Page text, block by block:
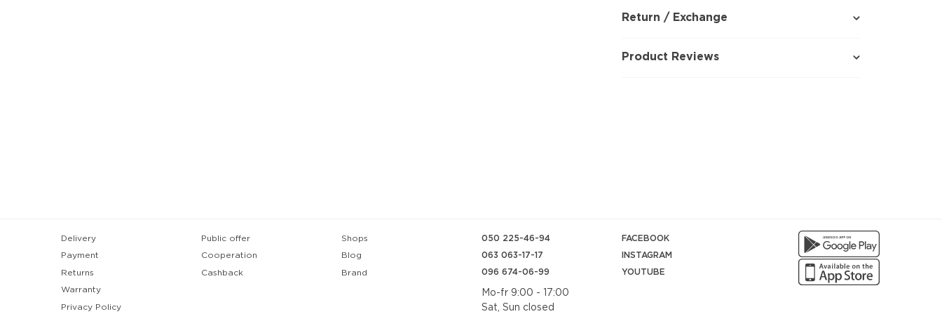
Return / Exchange
Product Reviews
Delivery
Payment
Returns
Warranty
Privacy Policy
Public offer
Cooperation
Cashback
Shops
Blog
Brand
050 225-46-94
063 063-17-17
096 674-06-99
Mo-fr 9:00 - 17:00
Sat, Sun closed
FACEBOOK
INSTAGRAM
YOUTUBE